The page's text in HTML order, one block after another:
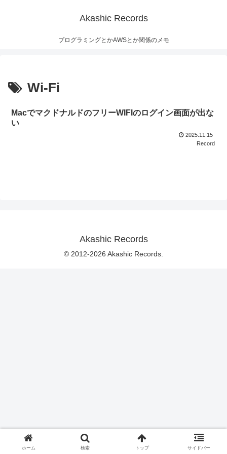
Akashic Records
プログラミングとかAWSとか関係のメモ
Wi-Fi
MacでマクドナルドのフリーWIFIのログイン画面が出な
い
2025.11.15
Record
Akashic Records
© 2012-2026 Akashic Records.
ホーム 検索 トップ サイドバー